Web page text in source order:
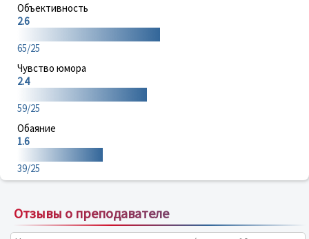
Объективность
2.6
65/25
Чувство юмора
2.4
59/25
Обаяние
1.6
39/25
Отзывы о преподавателе